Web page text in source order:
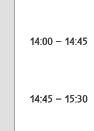
14:00 – 14:45
14:45 – 15:30